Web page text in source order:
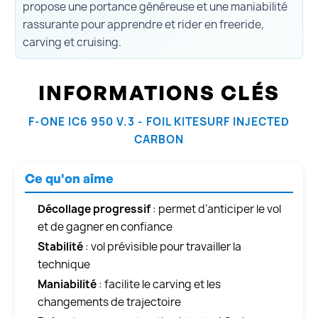
propose une portance généreuse et une maniabilité
rassurante pour apprendre et rider en freeride,
carving et cruising.
INFORMATIONS CLÉS
F-ONE IC6 950 V.3 - FOIL KITESURF INJECTED
CARBON
Ce qu'on aime
Décollage progressif: permet d’anticiper le vol
et de gagner en confiance
Stabilité: vol prévisible pour travailler la
technique
Maniabilité: facilite le carving et les
changements de trajectoire